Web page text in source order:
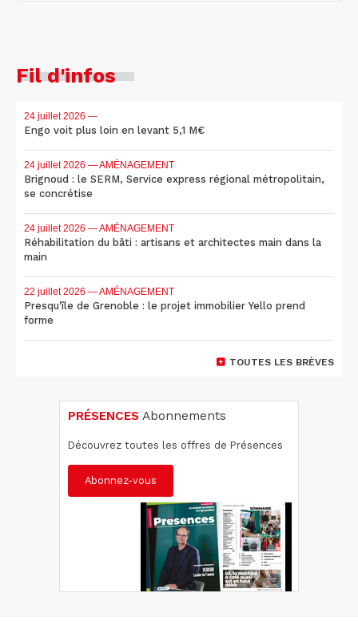
Fil d'infos
24 juillet 2026 —
Engo voit plus loin en levant 5,1 M€
24 juillet 2026 — AMÉNAGEMENT
Brignoud : le SERM, Service express régional métropolitain,
se concrétise
24 juillet 2026 — AMÉNAGEMENT
Réhabilitation du bâti : artisans et architectes main dans la
main
22 juillet 2026 — AMÉNAGEMENT
Presqu'île de Grenoble : le projet immobilier Yello prend
forme
TOUTES LES BRÈVES
PRÉSENCES Abonnements
Découvrez toutes les offres de Présences
Abonnez-vous